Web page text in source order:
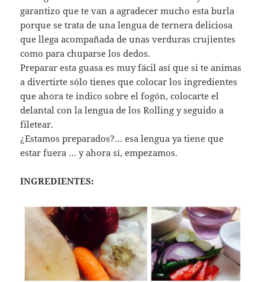
garantizo que te van a agradecer mucho esta burla
porque se trata de una lengua de ternera deliciosa
que llega acompañada de unas verduras crujientes
como para chuparse los dedos.
Preparar esta guasa es muy fácil así que si te animas
a divertirte sólo tienes que colocar los ingredientes
que ahora te indico sobre el fogón, colocarte el
delantal con la lengua de los Rolling y seguido a
filetear.
¿Estamos preparados?… esa lengua ya tiene que
estar fuera … y ahora sí, empezamos.
INGREDIENTES: